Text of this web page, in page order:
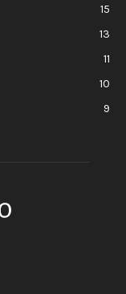
15
13
11
10
9